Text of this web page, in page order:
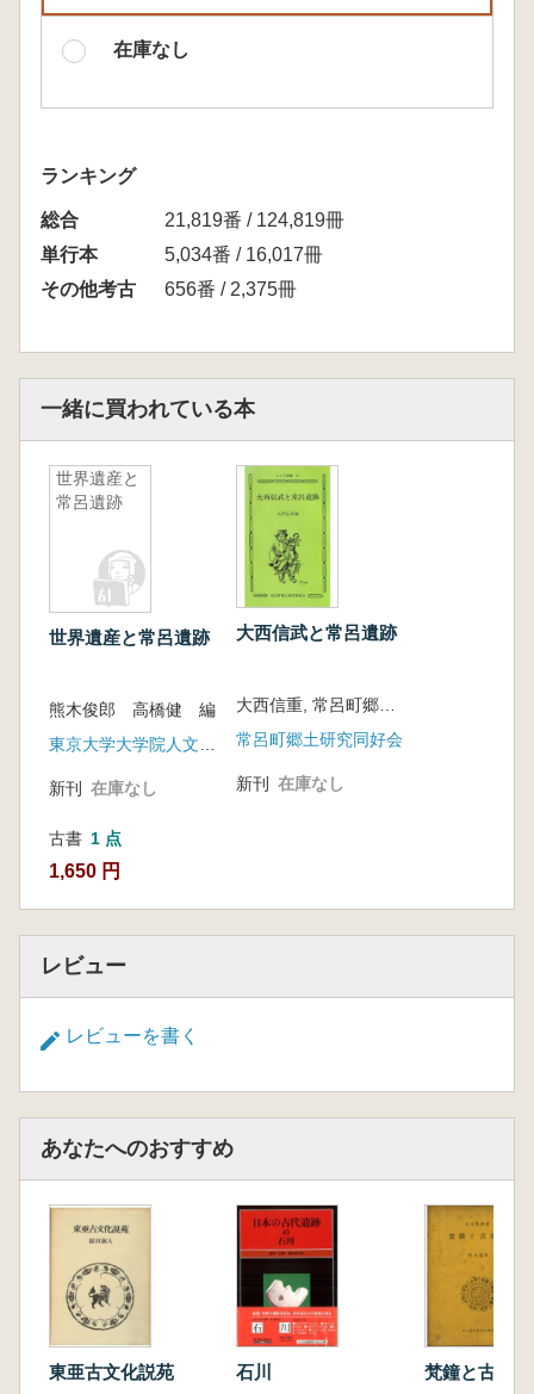
在庫なし
ランキング
総合
21,819番 / 124,819冊
単行本
5,034番 / 16,017冊
その他考古
656番 / 2,375冊
一緒に買われている本
世界遺産と
常呂遺跡
世界遺産と常呂遺跡
熊木俊郎 高橋健 編
新刊 在庫なし
古書 1 点
1,650 円
大西信武と常呂遺跡
大西信重, 常呂町郷土研究同好会 編
常呂町郷土研究同好会
新刊 在庫なし
レビュー
レビューを書く
あなたへのおすすめ
東亜古文化説苑 石川 梵鐘と古文化